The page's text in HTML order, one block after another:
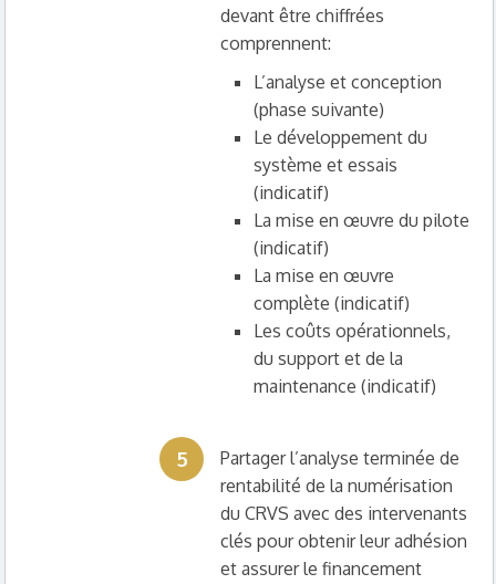
devant être chiffrées
comprennent:
L’analyse et conception
(phase suivante)
Le développement du
système et essais
(indicatif)
La mise en œuvre du pilote
(indicatif)
La mise en œuvre
complète (indicatif)
Les coûts opérationnels,
du support et de la
maintenance (indicatif)
5
Partager l’analyse terminée de
rentabilité de la numérisation
du CRVS avec des intervenants
clés pour obtenir leur adhésion
et assurer le financement